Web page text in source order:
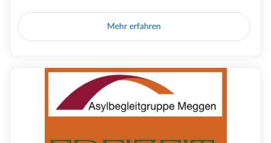
Mehr erfahren